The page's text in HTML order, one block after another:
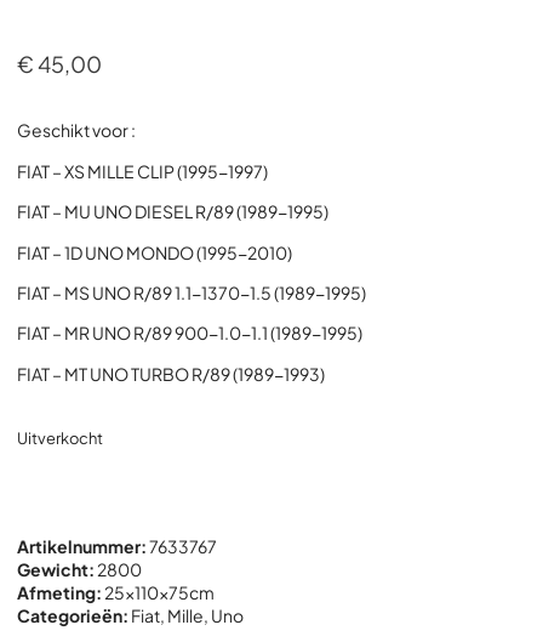
€45,00
Geschikt voor :
FIAT – XS MILLE CLIP (1995-1997)
FIAT – MU UNO DIESEL R/89 (1989-1995)
FIAT – 1D UNO MONDO (1995-2010)
FIAT – MS UNO R/89 1.1-1370-1.5 (1989-1995)
FIAT – MR UNO R/89 900-1.0-1.1 (1989-1995)
FIAT – MT UNO TURBO R/89 (1989-1993)
Uitverkocht
Artikelnummer:7633767
Gewicht: 2800
Afmeting: 25x110x75cm
Categorieën: Fiat, Mille, Uno